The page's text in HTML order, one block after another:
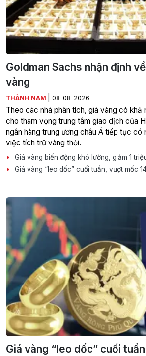
Goldman Sachs nhận định
vàng
THÀNH NAM 08-08-2026
Theo các nhà phân tích, giá vàng có khả
cho tham vọng trung tâm giao dịch của
ngân hàng trung ương châu Á tiếp tục có
việc tích trữ vàng thỏi.
Giá vàng biến động khó lường, giảm 1
Giá vàng “leo dốc” cuối tuần, vượt mốc
Giá vàng “leo dốc” cuối